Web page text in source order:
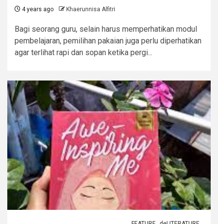
4 years ago Khaerunnisa Alfitri
Bagi seorang guru, selain harus memperhatikan modul
pembelajaran, pemilihan pakaian juga perlu diperhatikan
agar terlihat rapi dan sopan ketika pergi...